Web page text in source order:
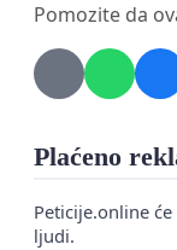
Pomozite da
Plaćeno
Peticije.online
ljudi.